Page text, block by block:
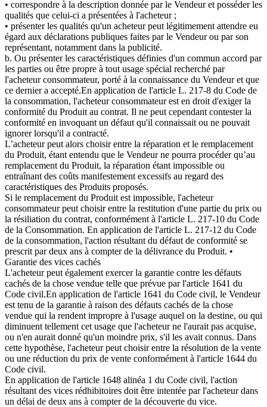
• correspondre à la description donnée par le Vendeur et posséder les
qualités que celui-ci a présentées à l'acheteur ;
• présenter les qualités qu'un acheteur peut légitimement attendre eu
égard aux déclarations publiques faites par le Vendeur ou par son
représentant, notamment dans la publicité.
b. Ou présenter les caractéristiques définies d'un commun accord par
les parties ou être propre à tout usage spécial recherché par
l'acheteur consommateur, porté à la connaissance du Vendeur et que
ce dernier a accepté.En application de l'article L. 217-8 du Code de
la consommation, l'acheteur consommateur est en droit d'exiger la
conformité du Produit au contrat. Il ne peut cependant contester la
conformité en invoquant un défaut qu'il connaissait ou ne pouvait
ignorer lorsqu'il a contracté.
L’acheteur peut alors choisir entre la réparation et le remplacement
du Produit, étant entendu que le Vendeur ne pourra procéder qu’au
remplacement du Produit, la réparation étant impossible ou
entraînant des coûts manifestement excessifs au regard des
caractéristiques des Produits proposés.
Si le remplacement du Produit est impossible, l'acheteur
consommateur peut choisir entre la restitution d'une partie du prix ou
la résiliation du contrat, conformément à l'article L. 217-10 du Code
de la Consommation. En application de l'article L. 217-12 du Code
de la consommation, l'action résultant du défaut de conformité se
prescrit par deux ans à compter de la délivrance du Produit. •
Garantie des vices cachés
L'acheteur peut également exercer la garantie contre les défauts
cachés de la chose vendue telle que prévue par l'article 1641 du
Code civil.En application de l'article 1641 du Code civil, le Vendeur
est tenu de la garantie à raison des défauts cachés de la chose
vendue qui la rendent impropre à l'usage auquel on la destine, ou qui
diminuent tellement cet usage que l'acheteur ne l'aurait pas acquise,
ou n'en aurait donné qu'un moindre prix, s'il les avait connus. Dans
cette hypothèse, l'acheteur peut choisir entre la résolution de la vente
ou une réduction du prix de vente conformément à l'article 1644 du
Code civil.
En application de l'article 1648 alinéa 1 du Code civil, l'action
résultant des vices rédhibitoires doit être intentée par l'acheteur dans
un délai de deux ans à compter de la découverte du vice.